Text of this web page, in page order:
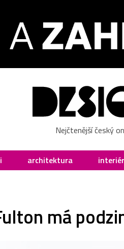
Nejčtenější český
architektura interiér
má